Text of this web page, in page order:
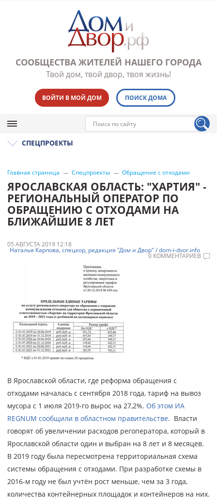
СООБЩЕСТВА ЖИТЕЛЕЙ НАШЕГО ГОРОДА
Твой дом, твой двор, твоя жизнь!
ВОЙТИ В МОЙ ДОМ ПОИСК ДОМА
СПЕЦПРОЕКТЫ
Главная страница Спецпроекты Обращение с отходами
ЯРОСЛАВСКАЯ ОБЛАСТЬ: "ХАРТИЯ" -
РЕГИОНАЛЬНЫЙ ОПЕРАТОР ПО
ОБРАЩЕНИЮ С ОТХОДАМИ НА
БЛИЖАЙШИЕ 8 ЛЕТ
05 АВГУСТА 2019 12:18
Наталья Карпова, спецкор, редакция "Дом и Двор" / dom-i-dvor.info
0 КОММЕНТАРИЕВ
В Ярославской области, где реформа обращения с
отходами началась с сентября 2018 года, тариф на вывоз
мусора с 1 июля 2019-го вырос на 27,2%. Об этом ИА
REGNUM сообщили в областном правительстве. Власти
говорят об увеличении расходов регоператора, который в
Ярославской области один и выбран на 8 лет и 8 месяцев.
В 2019 году была пересмотрена территориальная схема
системы обращения с отходами. При разработке схемы в
2016-м году не был учтён рост меньше, чем за 3 года,
количества контейнерных площадок и контейнеров на них.